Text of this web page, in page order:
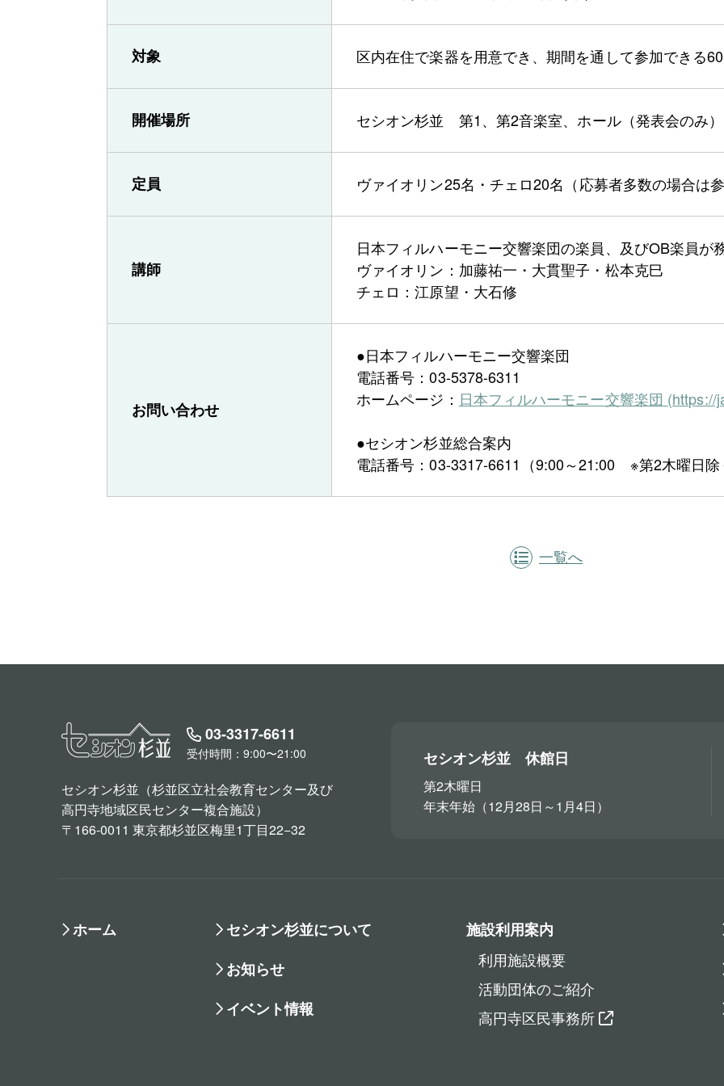
対象 区内在住で楽器を用意でき、期間を通して参加できる
開催場所 セシオン杉並 第1、第2音楽室、ホール（発表会のみ）
定員 ヴァイオリン25名・チェロ20名（応募者多数の場合は
講師
日本フィルハーモニー交響楽団の楽員、及びOB楽員が
ヴァイオリン：加藤祐一・大貫聖子・松本克巳
チェロ：江原望・大石修
お問い合わせ
●日本フィルハーモニー交響楽団
電話番号：03-5378-6311
ホームページ： 日本フィルハーモニー交響楽団 (https://
●セシオン杉並総合案内
電話番号：03-3317-6611（9:00～21:00 ※第2木曜日除
一覧へ
03-3317-6611
受付時間：9:00〜21:00
セシオン杉並（杉並区立社会教育センター及び
高円寺地域区民センター複合施設）
〒166-0011 東京都杉並区梅里1丁目22−32
セシオン杉並 休館日
第2木曜日
年末年始（12月28日～1月4日）
ホーム
セシオン杉並について
お知らせ
イベント情報
施設利用案内
利用施設概要
活動団体のご紹介
高円寺区民事務所